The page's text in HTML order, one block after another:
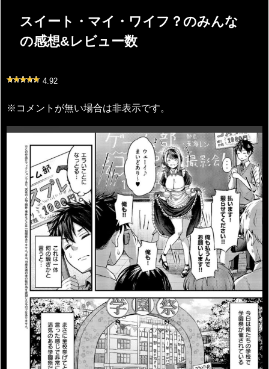
スイート・マイ・ワイフ？のみんな
の感想&レビュー数
4.92
※コメントが無い場合は非表示です。